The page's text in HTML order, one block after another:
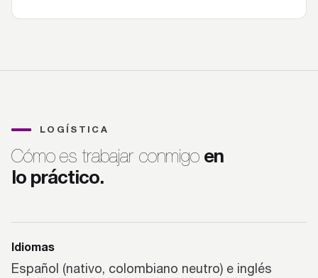
LOGÍSTICA
Cómo es trabajar conmigoen
lo práctico.
Idiomas
Español (nativo, colombiano neutro) e inglés